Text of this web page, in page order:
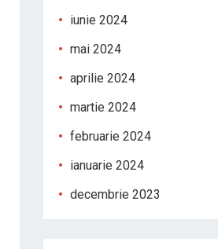
iunie 2024
mai 2024
aprilie 2024
martie 2024
februarie 2024
ianuarie 2024
decembrie 2023